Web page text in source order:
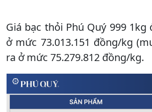
Giá bạc thỏi Phú Quý 999 1kg
ở mức 73.013.151 đồng/kg
ra ở mức 75.279.812 đồng/kg.